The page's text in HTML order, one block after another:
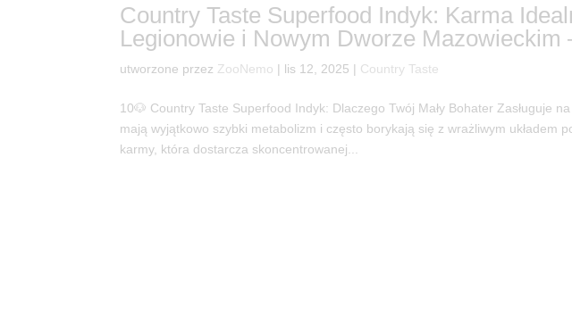
Country Taste Superfood Indyk: Karma
Legionowie i Nowym Dworze Mazowieckim
utworzone przez ZooNemo | lis 12, 2025 | Country Taste
10🐶 Country Taste Superfood Indyk: Dlaczego Twój Mały Bohater Zasługuje
mają wyjątkowo szybki metabolizm i często borykają się z wrażliwym układem
karmy, która dostarcza skoncentrowanej...